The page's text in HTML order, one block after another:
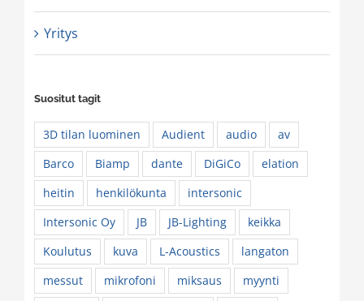
Yritys
Suositut tagit
3D tilan luominen Audient audio
av
Barco
Biamp dante DiGiCo
elation
heitin
henkilökunta
intersonic
Intersonic Oy
JB JB-Lighting
keikka
Koulutus
kuva L-Acoustics
langaton
messut
mikrofoni miksaus
myynti